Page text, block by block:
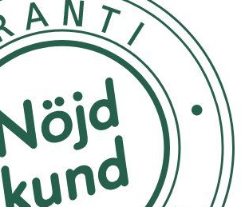
en tandborste eller
Borsta eller rengör mellan tänderna
behov, 2 gånger/dagligen.
Behandlingstiden bör